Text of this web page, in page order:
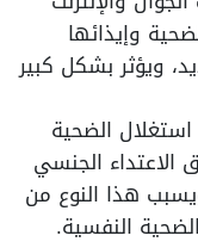
وإيذائها
ويؤثر بشكل كبير
الضحية
الاعتداء الجنسي
هذا النوع من
النفسية.